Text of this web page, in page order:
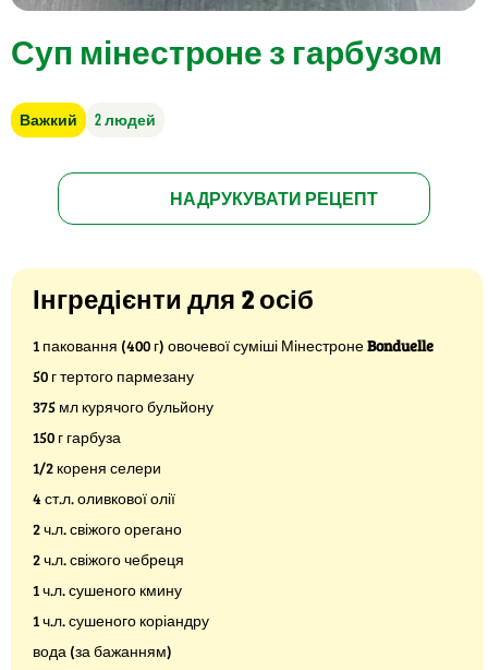
Суп мінестроне з гарбузом
Важкий 2 людей
НАДРУКУВАТИ РЕЦЕПТ
Інгредієнти для 2 осіб
1 паковання (400 г) овочевої суміші МінестронеBonduelle
50 г тертого пармезану
375 мл курячого бульйону
150 г гарбуза
1/2 кореня селери
4 ст.л. оливкової олії
2 ч.л. свіжого орегано
2 ч.л. свіжого чебреця
1 ч.л. сушеного кмину
1 ч.л. сушеного коріандру
вода (за бажанням)